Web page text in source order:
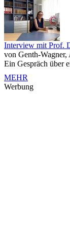
Interview mit Prof.
von Genth-Wagner,
Ein Gespräch über
MEHR
Werbung